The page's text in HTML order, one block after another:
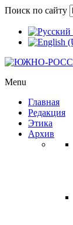
Поиск по сайту
Menu
Главная
Редакция
Этика
Архив